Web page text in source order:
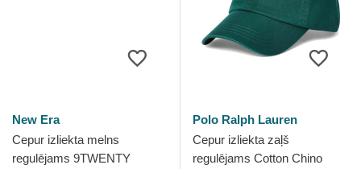
New Era
Cepur izliekta melns
regulējams 9TWENTY
Polo Ralph Lauren
Cepur izliekta zaļš
regulējams Cotton Chino